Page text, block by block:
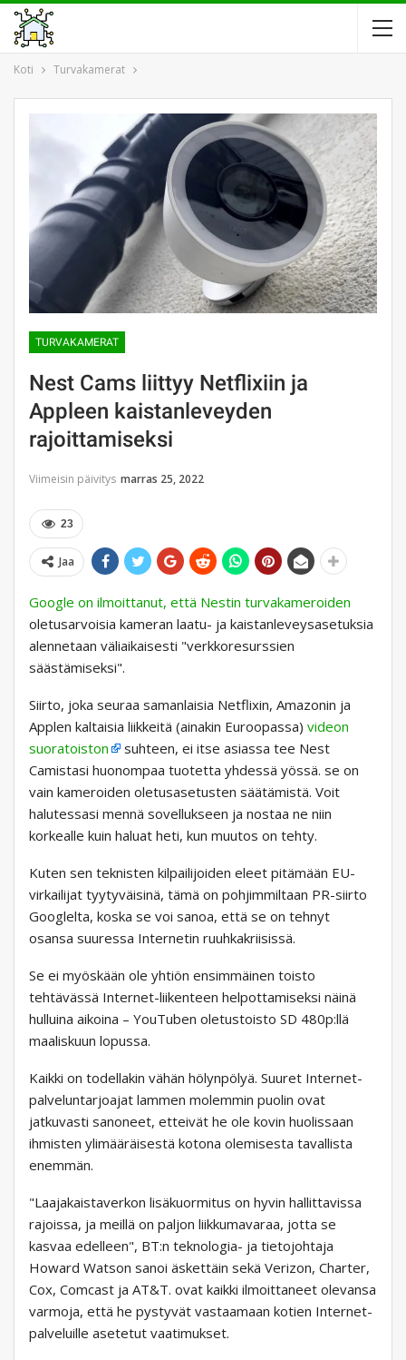
Koti Turvakamerat
TURVAKAMERAT
Nest Cams liittyy Netflixiin ja
Appleen kaistanleveyden
rajoittamiseksi
Viimeisin päivitys marras 25, 2022
23
Jaa
Google on ilmoittanut, että Nestin turvakameroiden
oletusarvoisia kameran laatu- ja kaistanleveysasetuksia
alennetaan väliaikaisesti "verkkoresurssien
säästämiseksi".
Siirto, joka seuraa samanlaisia ​​Netflixin, Amazonin ja
Applen kaltaisia ​​liikkeitä (ainakin Euroopassa) videon
suoratoiston
suhteen, ei itse asiassa tee Nest
Camistasi huonompaa tuotetta yhdessä yössä. se on
vain kameroiden oletusasetusten säätämistä. Voit
halutessasi mennä sovellukseen ja nostaa ne niin
korkealle kuin haluat heti, kun muutos on tehty.
Kuten sen teknisten kilpailijoiden eleet pitämään EU-
virkailijat tyytyväisinä, tämä on pohjimmiltaan PR-siirto
Googlelta, koska se voi sanoa, että se on tehnyt
osansa suuressa Internetin ruuhkakriisissä.
Se ei myöskään ole yhtiön ensimmäinen toisto
tehtävässä Internet-liikenteen helpottamiseksi näinä
hulluina aikoina – YouTuben oletustoisto SD 480p:llä
maaliskuun lopussa.
Kaikki on todellakin vähän hölynpölyä. Suuret Internet-
palveluntarjoajat lammen molemmin puolin ovat
jatkuvasti sanoneet, etteivät he ole kovin huolissaan
ihmisten ylimääräisestä kotona olemisesta tavallista
enemmän.
"Laajakaistaverkon lisäkuormitus on hyvin hallittavissa
rajoissa, ja meillä on paljon liikkumavaraa, jotta se
kasvaa edelleen", BT:n teknologia- ja tietojohtaja
Howard Watson sanoi äskettäin sekä Verizon, Charter,
Cox, Comcast ja AT&T. ovat kaikki ilmoittaneet olevansa
varmoja, että he pystyvät vastaamaan kotien Internet-
palveluille asetetut vaatimukset.